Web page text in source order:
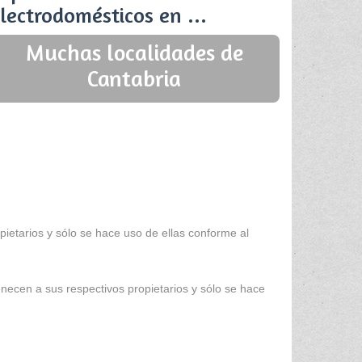
en ...
Muchas localidades de
Cantabria
y sólo se hace uso de ellas conforme al
a sus respectivos propietarios y sólo se hace